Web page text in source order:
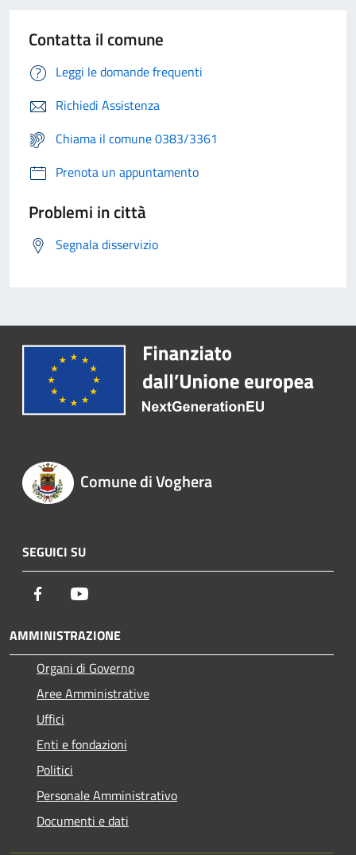
Contatta il comune
Leggi le domande frequenti
Richiedi Assistenza
Chiama il comune 0383/3361
Prenota un appuntamento
Problemi in città
Segnala disservizio
Comune di Voghera
SEGUICI SU
Facebook
AMMINISTRAZIONE
Organi di Governo
Aree Amministrative
Uffici
Enti e fondazioni
Politici
Personale Amministrativo
Documenti e dati